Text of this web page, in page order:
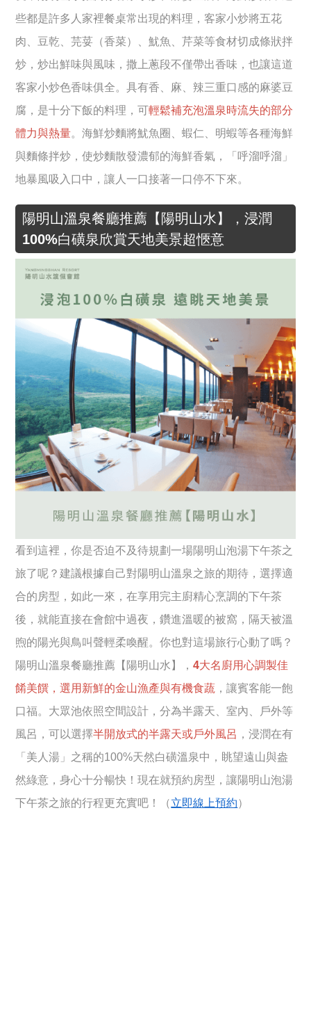
些都是許多人家裡餐桌常出現的料理，客家小炒將五花
肉、豆乾、芫荽（香菜）、魷魚、芹菜等食材切成條狀拌
炒，炒出鮮味與風味，撒上蔥段不僅帶出香味，也讓這道
客家小炒色香味俱全。具有香、麻、辣三重口感的麻婆豆
腐，是十分下飯的料理，可輕鬆補充泡溫泉時流失的部分
體力與熱量。海鮮炒麵將魷魚圈、蝦仁、明蝦等各種海鮮
與麵條拌炒，使炒麵散發濃郁的海鮮香氣，「呼溜呼溜」
地暴風吸入口中，讓人一口接著一口停不下來。
陽明山溫泉餐廳推薦【陽明山水】，浸潤
100%白磺泉欣賞天地美景超愜意
看到這裡，你是否迫不及待規劃一場陽明山泡湯下午茶之
旅了呢？建議根據自己對陽明山溫泉之旅的期待，選擇適
合的房型，如此一來，在享用完主廚精心烹調的下午茶
後，就能直接在會館中過夜，鑽進溫暖的被窩，隔天被溫
煦的陽光與鳥叫聲輕柔喚醒。你也對這場旅行心動了嗎？
陽明山溫泉餐廳推薦【陽明山水】，4大名廚用心調製佳
餚美饌，選用新鮮的金山漁產與有機食蔬 ，讓賓客能一飽
口福。大眾池依照空間設計，分為半露天、室內、戶外等
風呂，可以選擇半開放式的半露天或戶外風呂 ，浸潤在有
「美人湯」之稱的100%天然白磺溫泉中，眺望遠山與盎
然綠意，身心十分暢快！現在就預約房型，讓陽明山泡湯
下午茶之旅的行程更充實吧！（立即線上預約）